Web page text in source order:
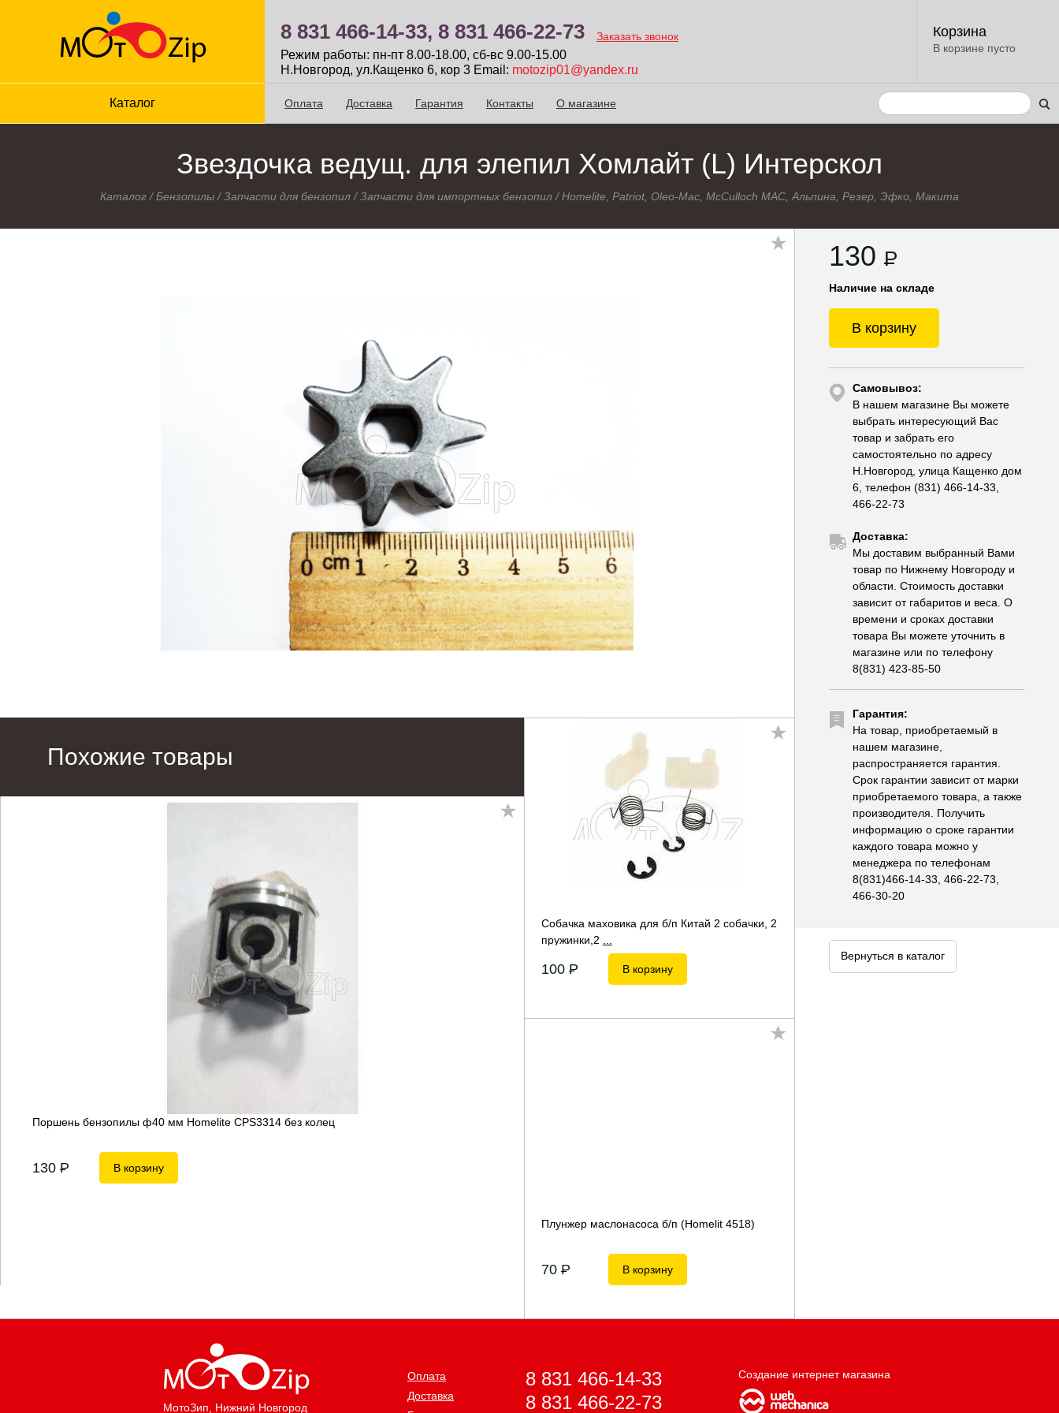
8 831 466-14-33, 8 831 466-22-73 Заказать звонок
Режим работы: пн-пт 8.00-18.00, сб-вc 9.00-15.00
Н.Новгород, ул.Кащенко 6, кор 3 Email: motozip01@yandex.ru
Корзина
В корзине пусто
Каталог Оплата Доставка Гарантия Контакты О магазине
Звездочка ведущ. для элепил Хомлайт (L) Интерскол
Каталог /Бензопилы /Запчасти для бензопил /Запчасти для импортных бензопил /Homelite, Patriot, Oleo-Mac, McCulloch MAC, Альпина, Резер, Эфко, Макита
130 P
Наличие на складе
В корзину
Самовывоз:
В нашем магазине Вы можете
выбрать интересующий Вас
товар и забрать его
самостоятельно по адресу
Н.Новгород, улица Кащенко дом
6, телефон (831) 466-14-33,
466-22-73
Доставка:
Мы доставим выбранный Вами
товар по Нижнему Новгороду и
области. Стоимость доставки
зависит от габаритов и веса. О
времени и сроках доставки
товара Вы можете уточнить в
магазине или по телефону
8(831) 423-85-50
Гарантия:
На товар, приобретаемый в
нашем магазине,
распространяется гарантия.
Срок гарантии зависит от марки
приобретаемого товара, а также
производителя. Получить
информацию о сроке гарантии
каждого товара можно у
менеджера по телефонам
8(831)466-14-33, 466-22-73,
466-30-20
Вернуться в каталог
Похожие товары
Поршень бензопилы ф40 мм Homelite CPS3314 без колец
130 P В корзину
Собачка маховика для б/п Китай 2 собачки, 2
пружинки,2
100 P В корзину
Плунжер маслонасоса б/п (Homelit 4518)
70 P В корзину
МотоЗип , Нижний Новгород
Оплата
Доставка
8 831 466-14-33
8 831 466-22-73
Создание интернет магазина